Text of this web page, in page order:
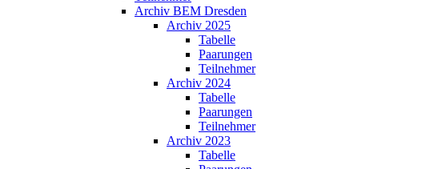
Archiv BEM Dresden
Archiv 2025
Tabelle
Paarungen
Teilnehmer
Archiv 2024
Tabelle
Paarungen
Teilnehmer
Archiv 2023
Tabelle